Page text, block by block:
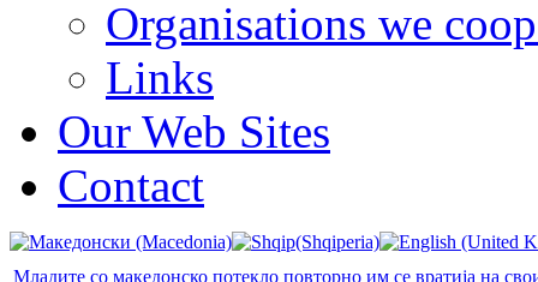
Organisations we
Links
Our Web Sites
Contact
Младите со македонско потекло повторно им се вратија на